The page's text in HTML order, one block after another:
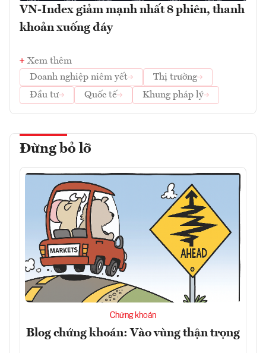
VN-Index giảm mạnh nhất 8 phiên, thanh
khoản xuống đáy
Xem thêm
Doanh nghiệp niêm yết
Thị trường
Đầu tư
Quốc tế Khung pháp lý
Đừng bỏ lỡ
Chứng khoán
Blog chứng khoán: Vào vùng thận trọng